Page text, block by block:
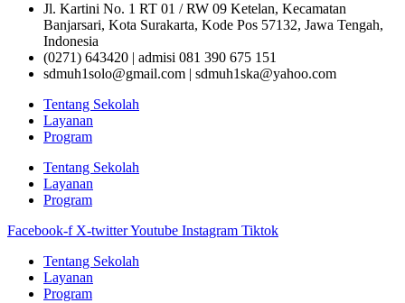
Jl. Kartini No. 1 RT 01 / RW 09 Ketelan, Kecamatan
Banjarsari, Kota Surakarta, Kode Pos 57132, Jawa Tengah,
Indonesia
(0271) 643420 | admisi 081 390 675 151
sdmuh1solo@gmail.com | sdmuh1ska@yahoo.com
Tentang Sekolah
Layanan
Program
Tentang Sekolah
Layanan
Program
Facebook-f X-twitterYoutube Instagram Tiktok
Tentang Sekolah
Layanan
Program